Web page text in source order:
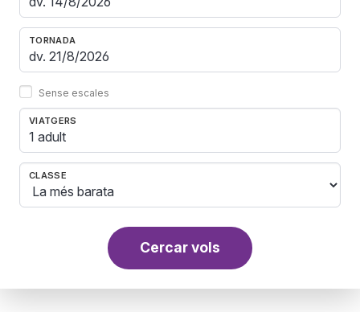
TORNADA
Sense escales
VIATGERS
1 adult
CLASSE
Cercar vols